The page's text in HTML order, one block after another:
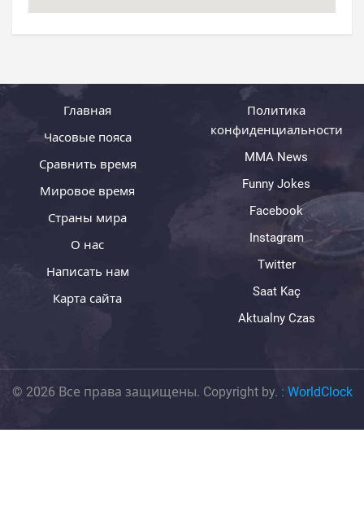
Главная
Часовые пояса
Сравнить время
Мировое время
Страны мира
О нас
Написать нам
Карта сайта
Политика
конфиденциальности
MMA News
Funny Jokes
Facebook
Instagram
Twitter
Saat Kaç
Aktualny Czas
© 2026 Все права защищены. Copyright by. : WorldClock